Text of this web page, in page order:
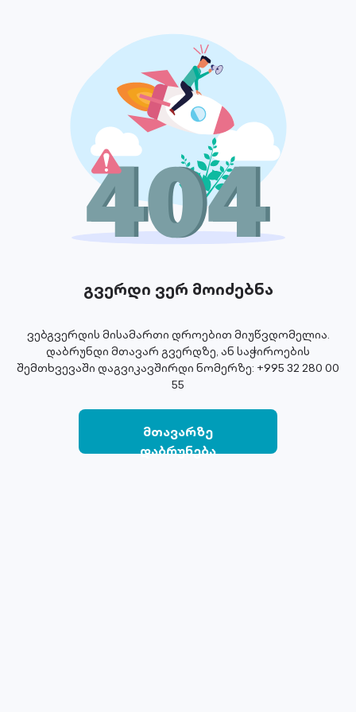
გვერდი ვერ მოიძებნა
ვებგვერდის მისამართი დროებით მიუწვდომელია.
დაბრუნდი მთავარ გვერდზე, ან საჭიროების
შემთხვევაში დაგვიკავშირდი ნომერზე: +995 32 280 00
55
მთავარზე
დაბრუნება